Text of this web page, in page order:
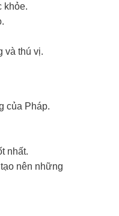
khỏe.
và thú vị.
của Pháp.
nhất.
nên những